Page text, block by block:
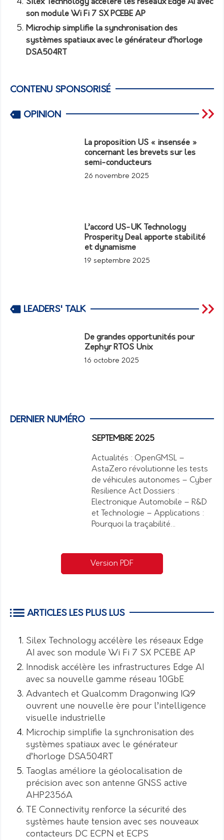
Silex Technology accélère les réseaux Edge AI avec
son module Wi Fi 7 SX PCEBE AP
Microchip simplifie la synchronisation des
systèmes spatiaux avec le générateur d’horloge
DSA504RT
CONTENU SPONSORISÉ
OPINION
La proposition US « insensée »
concernant les brevets sur les
semi-conducteurs
26 novembre 2025
L’accord US-UK Technology
Prosperity Deal apporte stabilité
et dynamisme
19 septembre 2025
LEADERS' TALK
De grandes opportunités pour
Zephyr RTOS Unix
16 octobre 2025
DERNIER NUMÉRO
SEPTEMBRE 2025
Actualités : OpenGMSL –
AstaZero révolutionne les tests
de véhicules autonomes – Cyber
Resilience Act Dossiers :
Electronique Automobile – R&D
et Technologie – Applications :
Pourquoi la traçabilité…
Version PDF
ARTICLES LES PLUS LUS
Silex Technology accélère les réseaux Edge
AI avec son module Wi Fi 7 SX PCEBE AP
Innodisk accélère les infrastructures Edge AI
avec sa nouvelle gamme réseau 10GbE
Advantech et Qualcomm Dragonwing IQ9
ouvrent une nouvelle ère pour l’intelligence
visuelle industrielle
Microchip simplifie la synchronisation des
systèmes spatiaux avec le générateur
d’horloge DSA504RT
Taoglas améliore la géolocalisation de
précision avec son antenne GNSS active
AHP2356A
TE Connectivity renforce la sécurité des
systèmes haute tension avec ses nouveaux
contacteurs DC ECPN et ECPS